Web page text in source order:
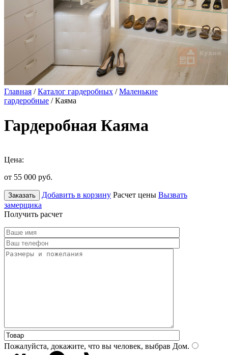
Главная /Каталог гардеробных /Маленькие
гардеробные / Каяма
Гардеробная Каяма
Цена:
от 55 000 руб.
Заказать Добавить в корзину Расчет цены Вызвать
замерщика
Получить расчет
Пожалуйста, докажите, что вы человек, выбрав Дом.